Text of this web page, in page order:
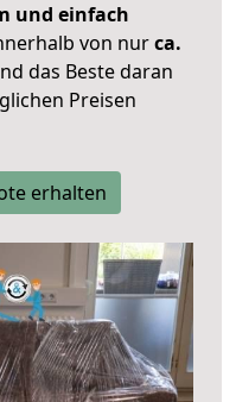
und einfach
von nurca.
das Beste daran
Preisen
erhalten